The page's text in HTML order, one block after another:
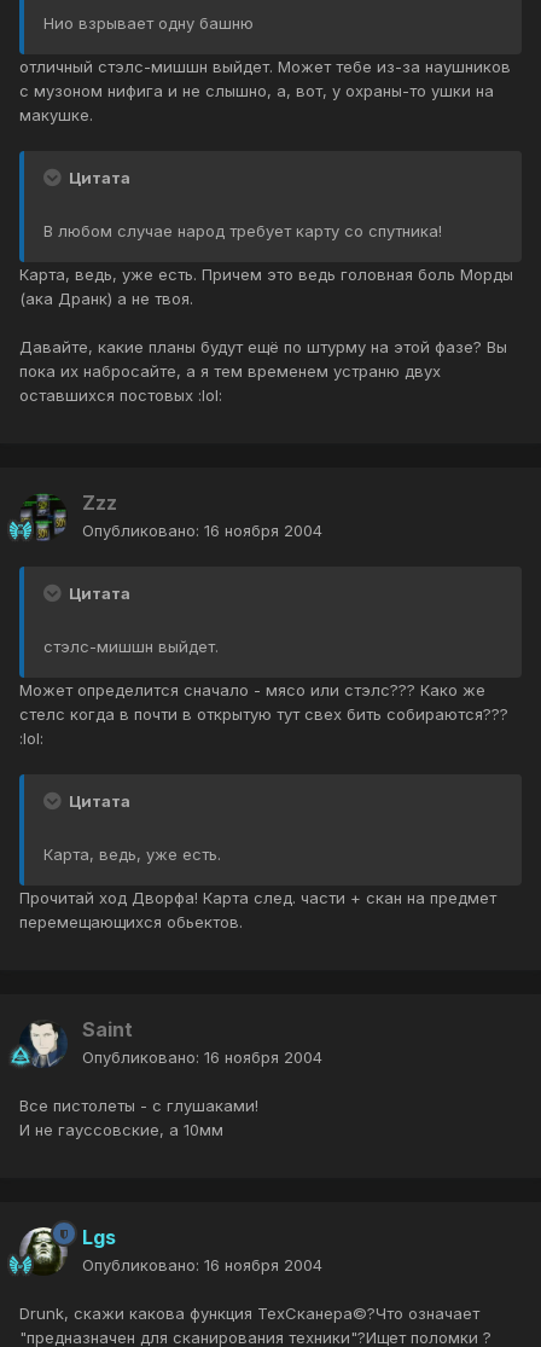
Нио взрывает одну башню
отличный стэлс-мишшн выйдет. Может тебе из-за наушников
с музоном нифига и не слышно, а, вот, у охраны-то ушки на
макушке.
Цитата
В любом случае народ требует карту со спутника!
Карта, ведь, уже есть. Причем это ведь головная боль Морды
(ака Дранк) а не твоя.
Давайте, какие планы будут ещё по штурму на этой фазе? Вы
пока их набросайте, а я тем временем устраню двух
оставшихся постовых :lol:
Zzz
Опубликовано: 16 ноября 2004
Цитата
стэлс-мишшн выйдет.
Может определится сначало - мясо или стэлс??? Како же
стелс когда в почти в открытую тут свех бить собираются???
:lol:
Цитата
Карта, ведь, уже есть.
Прочитай ход Дворфа! Карта след. части + скан на предмет
перемещающихся обьектов.
Saint
Опубликовано: 16 ноября 2004
Все пистолеты - с глушаками!
И не гауссовские, а 10мм
Lgs
Опубликовано: 16 ноября 2004
Drunk, скажи какова функция ТехСканера©?Что означает
"предназначен для сканирования техники"?Ищет поломки ?